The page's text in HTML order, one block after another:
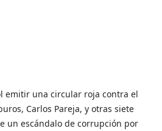
emitir una circular roja contra el
Carlos Pareja, y otras siete
un escándalo de corrupción por